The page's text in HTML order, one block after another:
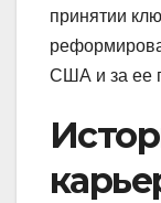
принятии
США и за ее